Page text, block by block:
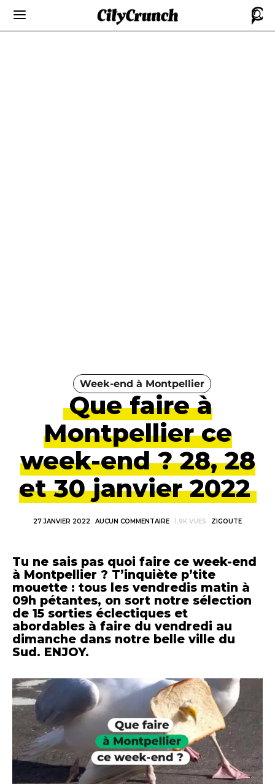
Week-end à Montpellier
Que faire à
Montpellier ce
week-end ? 28, 28
et 30 janvier 2022
27 JANVIER 2022 AUCUN COMMENTAIRE 1.9K VUES ZIGOUTE
Tu ne sais pas quoi faire ce week-end
à Montpellier ? T’inquiète p’tite
mouette : tous les vendredis matin à
09h pétantes, on sort notre sélection
de 15 sorties éclectiques et
abordables à faire du vendredi au
dimanche dans notre belle ville du
Sud. ENJOY.